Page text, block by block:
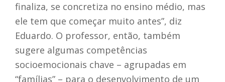
finaliza, se concretiza no ensino médio, mas
ele tem que começar muito antes”, diz
Eduardo. O professor, então, também
sugere algumas competências
socioemocionais chave – agrupadas em
“famílias” – para o desenvolvimento de um